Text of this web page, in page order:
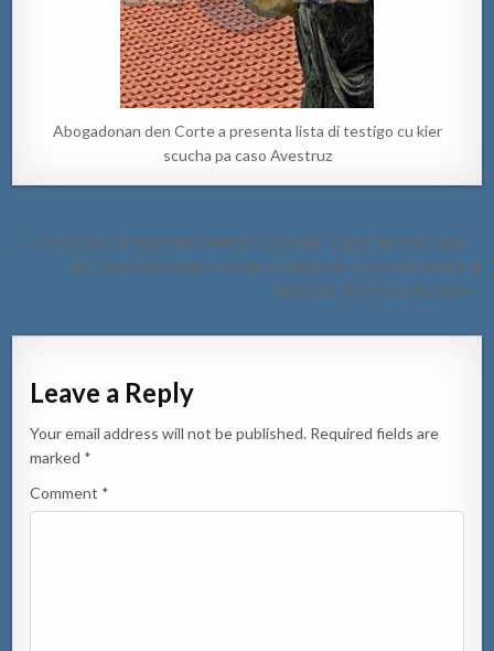
Abogadonan den Corte a presenta lista di testigo cu kier
scucha pa caso Avestruz
Post
navigation
← Destruccion intencional cometi pero donjo no kier entrega keho
Na Cura Cabay a bin encontra cu pick-up horta den oranan di
madruga for di Rooi Koochi →
Leave a Reply
Your email address will not be published. Required fields are
marked *
Comment *